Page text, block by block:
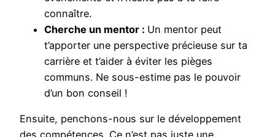
connaître.
Cherche un mentor : Un mentor peut
t’apporter une perspective précieuse sur ta
carrière et t’aider à éviter les pièges
communs. Ne sous-estime pas le pouvoir
d’un bon conseil !
Ensuite, penchons-nous sur le développement
des compétences. Ce n’est pas juste une